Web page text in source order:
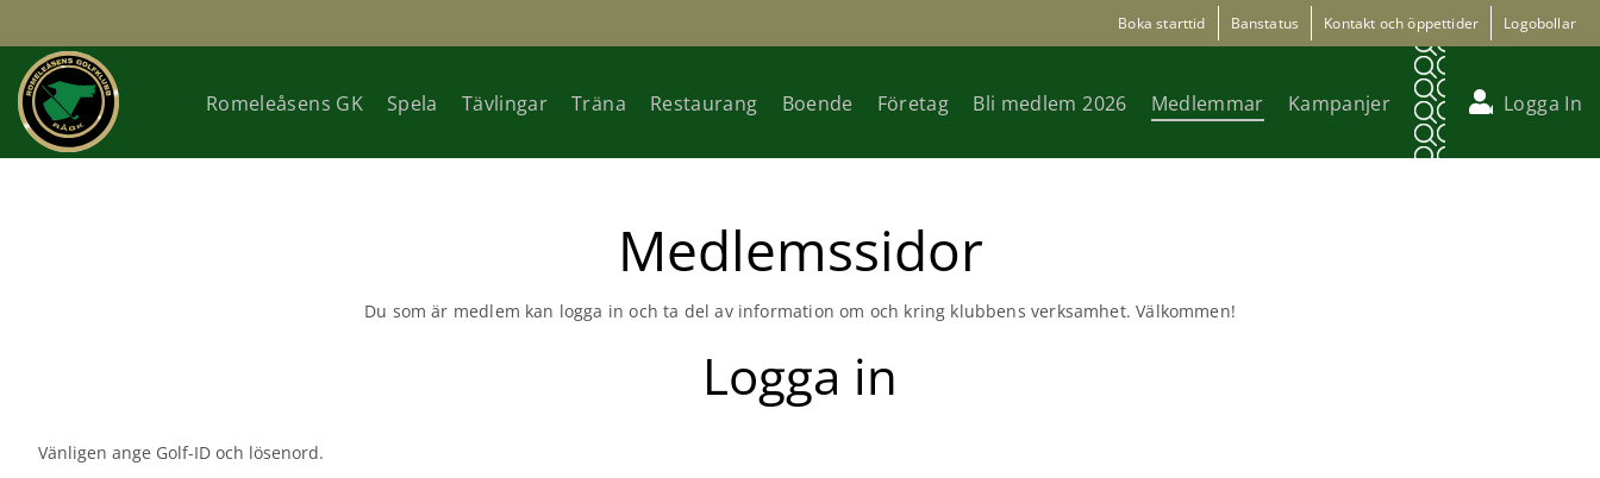
Boka starttid Banstatus Kontakt och öppettider Logobollar
Romeleåsens GK Spela Tävlingar Träna Restaurang Boende Företag Bli medlem 2026 Medlemmar Kampanjer Logga In
Medlemssidor
Du som är medlem kan logga in och ta del av information om och kring klubbens verksamhet. Välkommen!
Logga in
Vänligen ange Golf-ID och lösenord.